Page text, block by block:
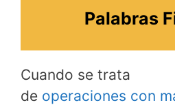
Palabras
Cuando se trata
de operaciones con